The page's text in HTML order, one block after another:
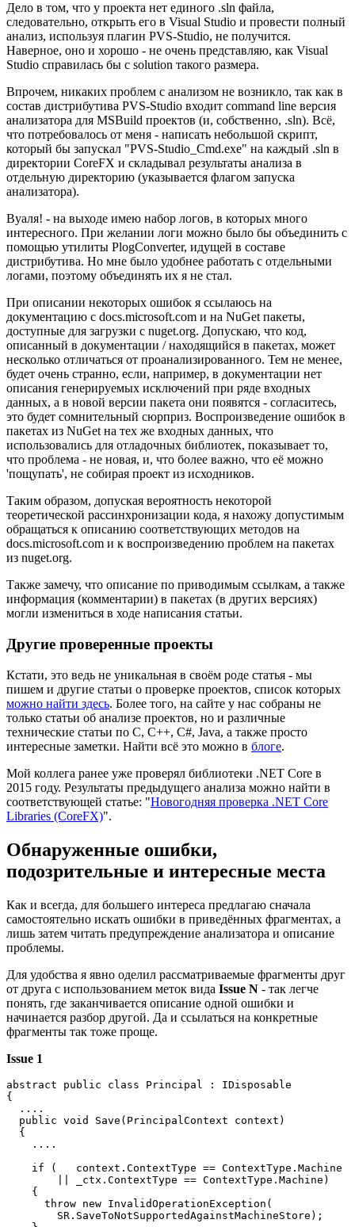
Дело в том, что у проекта нет единого .sln файла,
следовательно, открыть его в Visual Studio и провести полный
анализ, используя плагин PVS-Studio, не получится.
Наверное, оно и хорошо - не очень представляю, как Visual
Studio справилась бы с solution такого размера.
Впрочем, никаких проблем с анализом не возникло, так как в
состав дистрибутива PVS-Studio входит command line версия
анализатора для MSBuild проектов (и, собственно, .sln). Всё,
что потребовалось от меня - написать небольшой скрипт,
который бы запускал "PVS-Studio_Cmd.exe" на каждый .sln в
директории CoreFX и складывал результаты анализа в
отдельную директорию (указывается флагом запуска
анализатора).
Вуаля! - на выходе имею набор логов, в которых много
интересного. При желании логи можно было бы объединить с
помощью утилиты PlogConverter, идущей в составе
дистрибутива. Но мне было удобнее работать с отдельными
логами, поэтому объединять их я не стал.
При описании некоторых ошибок я ссылаюсь на
документацию с docs.microsoft.com и на NuGet пакеты,
доступные для загрузки с nuget.org. Допускаю, что код,
описанный в документации / находящийся в пакетах, может
несколько отличаться от проанализированного. Тем не менее,
будет очень странно, если, например, в документации нет
описания генерируемых исключений при ряде входных
данных, а в новой версии пакета они появятся - согласитесь,
это будет сомнительный сюрприз. Воспроизведение ошибок в
пакетах из NuGet на тех же входных данных, что
использовались для отладочных библиотек, показывает то,
что проблема - не новая, и, что более важно, что её можно
'пощупать', не собирая проект из исходников.
Таким образом, допуская вероятность некоторой
теоретической рассинхронизации кода, я нахожу допустимым
обращаться к описанию соответствующих методов на
docs.microsoft.com и к воспроизведению проблем на пакетах
из nuget.org.
Также замечу, что описание по приводимым ссылкам, а также
информация (комментарии) в пакетах (в других версиях)
могли измениться в ходе написания статьи.
Другие проверенные проекты
Кстати, это ведь не уникальная в своём роде статья - мы
пишем и другие статьи о проверке проектов, список которых
можно найти здесь. Более того, на сайте у нас собраны не
только статьи об анализе проектов, но и различные
технические статьи по C, C++, C#, Java, а также просто
интересные заметки. Найти всё это можно в блоге.
Мой коллега ранее уже проверял библиотеки .NET Core в
2015 году. Результаты предыдущего анализа можно найти в
соответствующей статье: "Новогодняя проверка .NET Core
Libraries (CoreFX)".
Обнаруженные ошибки,
подозрительные и интересные места
Как и всегда, для большего интереса предлагаю сначала
самостоятельно искать ошибки в приведённых фрагментах, а
лишь затем читать предупреждение анализатора и описание
проблемы.
Для удобства я явно оделил рассматриваемые фрагменты друг
от друга с использованием меток вида Issue N - так легче
понять, где заканчивается описание одной ошибки и
начинается разбор другой. Да и ссылаться на конкретные
фрагменты так тоже проще.
Issue 1
abstract public class Principal : IDisposable
{
  ....
  public void Save(PrincipalContext context)
  {
    ....
    if (   context.ContextType == ContextType.Machine
        || _ctx.ContextType == ContextType.Machine)
    {
      throw new InvalidOperationException(
        SR.SaveToNotSupportedAgainstMachineStore);